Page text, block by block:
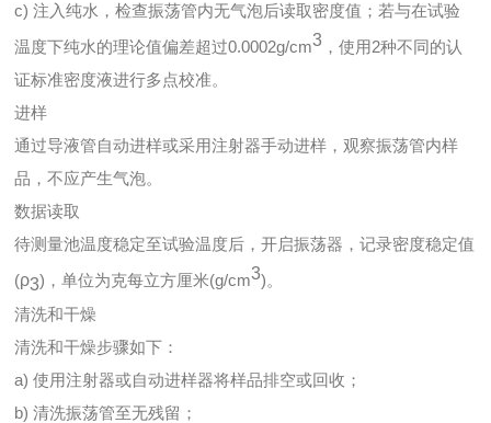
c) 注入纯水，检查振荡管内无气泡后读取密度值；若与在试验
温度下纯水的理论值偏差超过0.0002g/cm3 ，使用2种不同的认
证标准密度液进行多点校准。
进样
通过导液管自动进样或采用注射器手动进样，观察振荡管内样
品，不应产生气泡。
数据读取
待测量池温度稳定至试验温度后，开启振荡器，记录密度稳定值
(ρ3)，单位为克每立方厘米(g/cm3)。
清洗和干燥
清洗和干燥步骤如下：
a) 使用注射器或自动进样器将样品排空或回收；
b) 清洗振荡管至无残留；